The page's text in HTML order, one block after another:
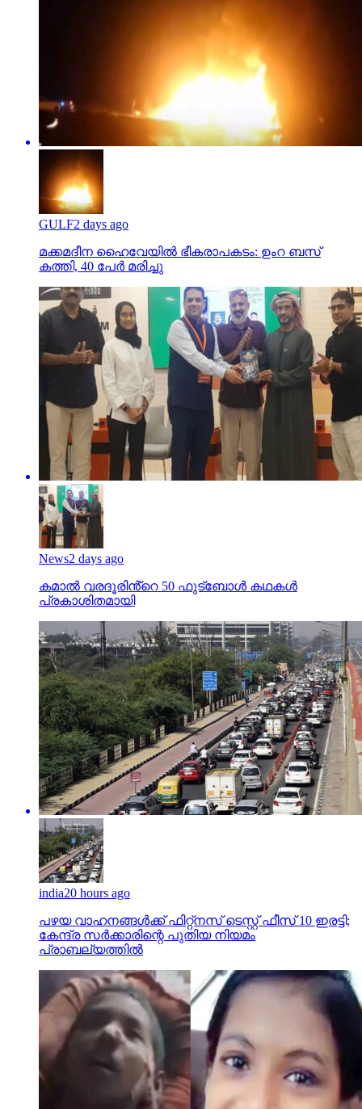
GULF2 days ago
മക്കമദീന ഹൈവേയില്‍ ഭീകരാപകടം: ഉംറ ബസ്
കത്തി, 40 പേര്‍ മരിച്ചു
News2 days ago
കമാൽ വരദൂരിൻ്റെ 50 ഫുട്ബോൾ കഥകൾ
പ്രകാശിതമായി
india20 hours ago
പഴയ വാഹനങ്ങള്‍ക്ക് ഫിറ്റ്‌നസ് ടെസ്റ്റ് ഫീസ് 10 ഇരട്ടി;
കേന്ദ്ര സര്‍ക്കാരിന്റെ പുതിയ നിയമം
പ്രാബല്യത്തില്‍